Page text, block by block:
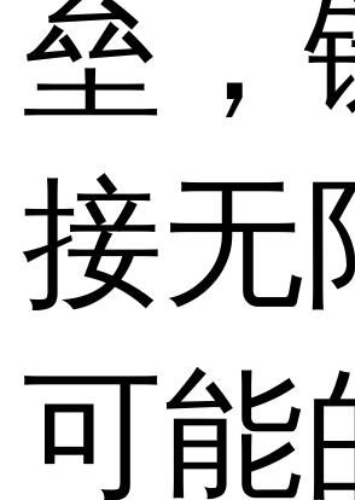
垒，
接无
可能